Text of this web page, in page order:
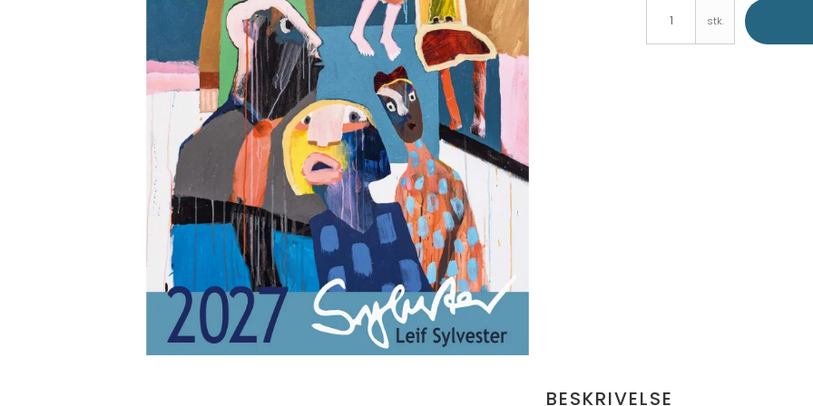
Biler og maskiner
Bøger med flapper
Billedordbøger
Findebøger
Fodbold
Heste
Vilde dyr
Kontrastbøger
stk.
BESKRIVELSE